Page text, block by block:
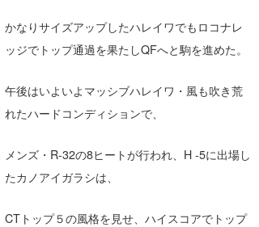
かなりサイズアップしたハレイワでもロコナレ
ッジでトップ通過を果たしQFへと駒を進めた。
午後はいよいよマッシブハレイワ・風も吹き荒
れたハードコンディションで、
メンズ・R-32の8ヒートが行われ、H -5に出場し
たカノアイガラシは、
CTトップ５の風格を見せ、ハイスコアでトップ
KY
mitz